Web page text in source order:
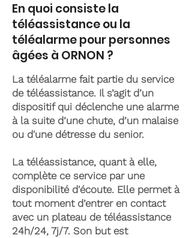
En quoi consiste la
téléassistance ou la
téléalarme pour personnes
âgées à ORNON ?
La téléalarme fait partie du service
de téléassistance. Il s’agit d’un
dispositif qui déclenche une alarme
à la suite d’une chute, d’un malaise
ou d'une détresse du senior.
La téléassistance, quant à elle,
complète ce service par une
disponibilité d'écoute. Elle permet à
tout moment d’entrer en contact
avec un plateau de téléassistance
24h/24, 7j/7. Son but est